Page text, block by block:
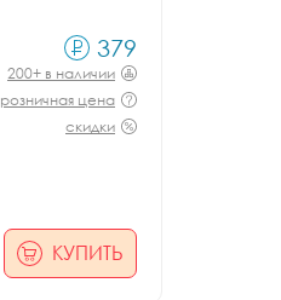
379
200+ в наличии
розничная цена
скидки
КУПИТЬ